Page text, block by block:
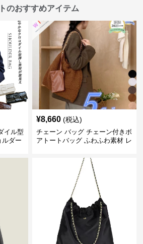
のおすすめアイテム
イル型
ルダー
¥8,660 (税込)
チェーン バッグ チェーン付きボ
アトートバッグ ふわふわ素材 レ